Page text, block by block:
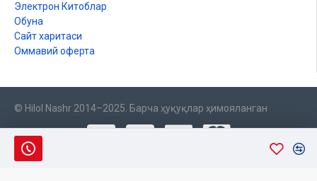
Электрон Китоблар
Обуна
Сайт харитаси
Оммавий оферта
© Hilol Nashr 2014–2025. Барча ҳуқуқлар ҳимояланган